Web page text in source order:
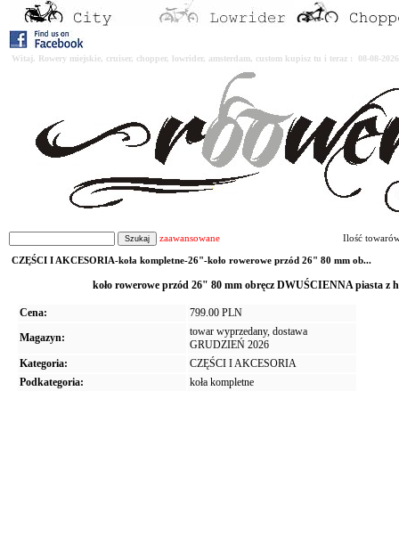
Witaj. Rowery miejskie, cruiser, chopper, lowrider, amsterdam, custom kupisz tu i teraz : 08-08-
zaawansowane Ilość
CZĘŚCI I AKCESORIA-koła kompletne-26"-koło rowerowe przód 26" 80 mm ob...
koło rowerowe przód 26" 80 mm obręcz DWUŚCIENNA piasta z
Cena:
799.00 PLN
Magazyn:
towar wyprzedany, dostawa
GRUDZIEŃ 2026
Kategoria:
CZĘŚCI I AKCESORIA
Podkategoria:
koła kompletne